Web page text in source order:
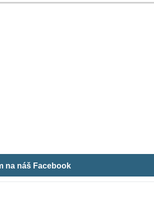
na náš Facebook